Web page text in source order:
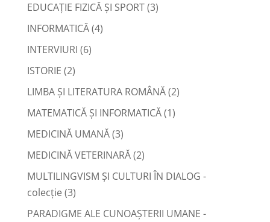
EDUCAŢIE FIZICĂ ŞI SPORT(3)
INFORMATICĂ(4)
INTERVIURI (6)
ISTORIE (2)
LIMBA ŞI LITERATURA ROMÂNĂ(2)
MATEMATICĂ ŞI INFORMATICĂ(1)
MEDICINĂ UMANĂ(3)
MEDICINĂ VETERINARĂ(2)
MULTILINGVISM ȘI CULTURI ÎN DIALOG -
colecție(3)
PARADIGME ALE CUNOAȘTERII UMANE -